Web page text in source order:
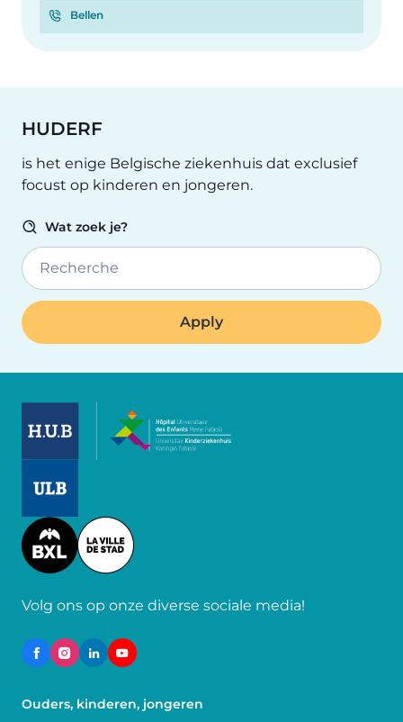
Bellen
HUDERF
is het enige Belgische ziekenhuis dat exclusief
focust op kinderen en jongeren.
Wat zoek je?
Recherche
Image
Volg ons op onze diverse sociale media!
Ouders, kinderen, jongeren